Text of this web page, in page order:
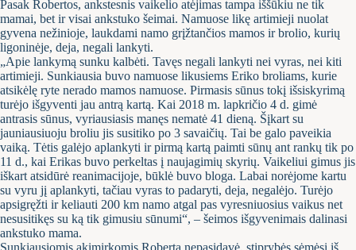
Pasak Robertos, ankstesnis vaikelio atėjimas tampa iššūkiu ne tik
mamai, bet ir visai ankstuko šeimai. Namuose likę artimieji nuolat
gyvena nežinioje, laukdami namo grįžtančios mamos ir brolio, kurių
ligoninėje, deja, negali lankyti.
„Apie lankymą sunku kalbėti. Tavęs negali lankyti nei vyras, nei kiti
artimieji. Sunkiausia buvo namuose likusiems Eriko broliams, kurie
atsikėlę ryte nerado mamos namuose. Pirmasis sūnus tokį išsiskyrimą
turėjo išgyventi jau antrą kartą. Kai 2018 m. lapkričio 4 d. gimė
antrasis sūnus, vyriausiasis manęs nematė 41 dieną. Šįkart su
jauniausiuoju broliu jis susitiko po 3 savaičių. Tai be galo paveikia
vaiką. Tėtis galėjo aplankyti ir pirmą kartą paimti sūnų ant rankų tik po
11 d., kai Erikas buvo perkeltas į naujagimių skyrių. Vaikeliui gimus jis
iškart atsidūrė reanimacijoje, būklė buvo bloga. Labai norėjome kartu
su vyru jį aplankyti, tačiau vyras to padaryti, deja, negalėjo. Turėjo
apsigręžti ir keliauti 200 km namo atgal pas vyresniuosius vaikus net
nesusitikęs su ką tik gimusiu sūnumi“, – šeimos išgyvenimais dalinasi
ankstuko mama.